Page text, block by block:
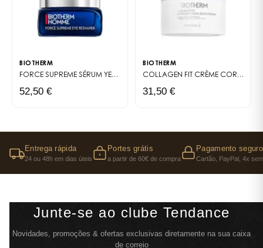
BIOTHERM
FORCE SUPREME SÉRUM YEUX ANTI-ÂGE POUR HOMME
52,50 €
BIOTHERM
COLLAGEN FIT CRÈME CORPS HYDRATANTE ET RAFFERMISSANTE
31,50 €
Entrega rápida
24 ou 48h em dias úteis
Portes grátis
a partir de 60€ de compra
Pagamento seguro
Cartão, PayPal, 4x
Junte-se ao clube Tendance
Novidades, promoções & ofertas exclusivas diretamente na sua caixa
de correio